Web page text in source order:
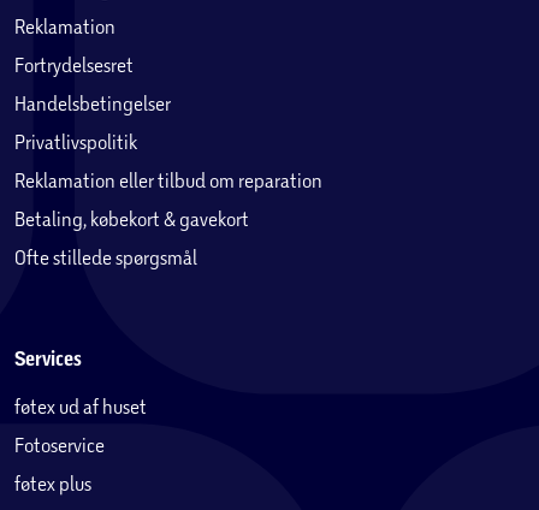
Reklamation
Fortrydelsesret
Handelsbetingelser
Privatlivspolitik
Reklamation eller tilbud om reparation
Betaling, købekort & gavekort
Ofte stillede spørgsmål
Services
føtex ud af huset
Fotoservice
føtex plus